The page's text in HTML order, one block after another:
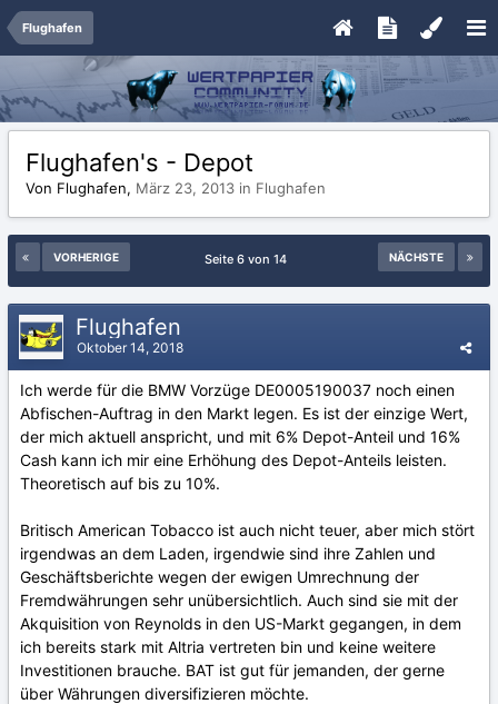
Flughafen
Flughafen's - Depot
Von Flughafen, März 23, 2013 in Flughafen
VORHERIGE NÄCHSTE
Seite 6 von 14
Flughafen
Oktober 14, 2018
Ich werde für die BMW Vorzüge DE0005190037 noch einen
Abfischen-Auftrag in den Markt legen. Es ist der einzige Wert,
der mich aktuell anspricht, und mit 6% Depot-Anteil und 16%
Cash kann ich mir eine Erhöhung des Depot-Anteils leisten.
Theoretisch auf bis zu 10%.
Britisch American Tobacco ist auch nicht teuer, aber mich stört
irgendwas an dem Laden, irgendwie sind ihre Zahlen und
Geschäftsberichte wegen der ewigen Umrechnung der
Fremdwährungen sehr unübersichtlich. Auch sind sie mit der
Akquisition von Reynolds in den US-Markt gegangen, in dem
ich bereits stark mit Altria vertreten bin und keine weitere
Investitionen brauche. BAT ist gut für jemanden, der gerne
über Währungen diversifizieren möchte.